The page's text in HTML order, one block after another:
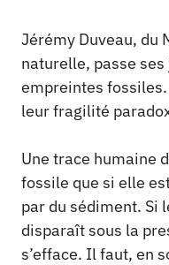
Jérémy Duveau, du
naturelle, passe
empreintes
leur fragilité
Une trace humaine
fossile que si elle
par du sédiment. Si
disparaît sous la
s’efface. Il faut, en